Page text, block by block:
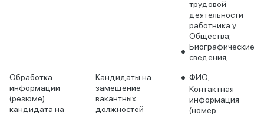
трудовой
деятельности
работника у
Общества;
Биографические
сведения;
Обработка
информации
(резюме)
кандидата на
Кандидаты на
замещение
вакантных
должностей
ФИО;
Контактная
информация
(номер